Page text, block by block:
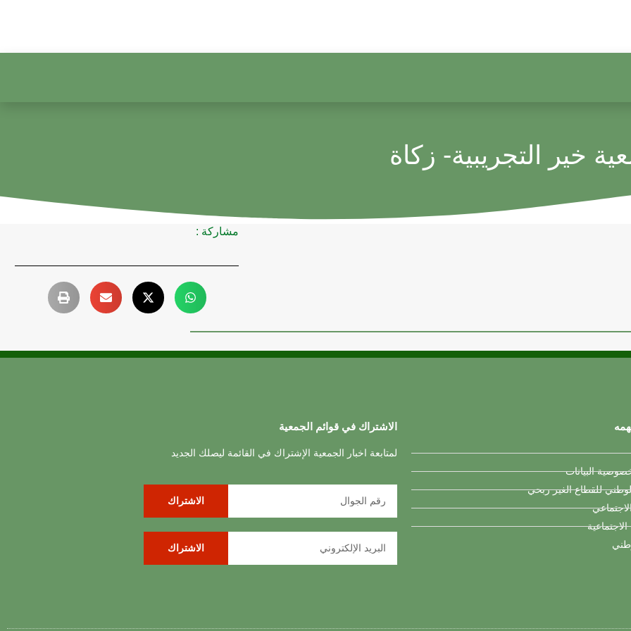
خير التجريبية- زكاة
مشاركة :
البيانات
للقطاع الغير ربحي
الاجتماعية
الاشتراك في قوائم الجمعية
لمتابعة اخبار الجمعية الإشتراك في القائمة ليصلك الجديد
الاشتراك
الاشتراك